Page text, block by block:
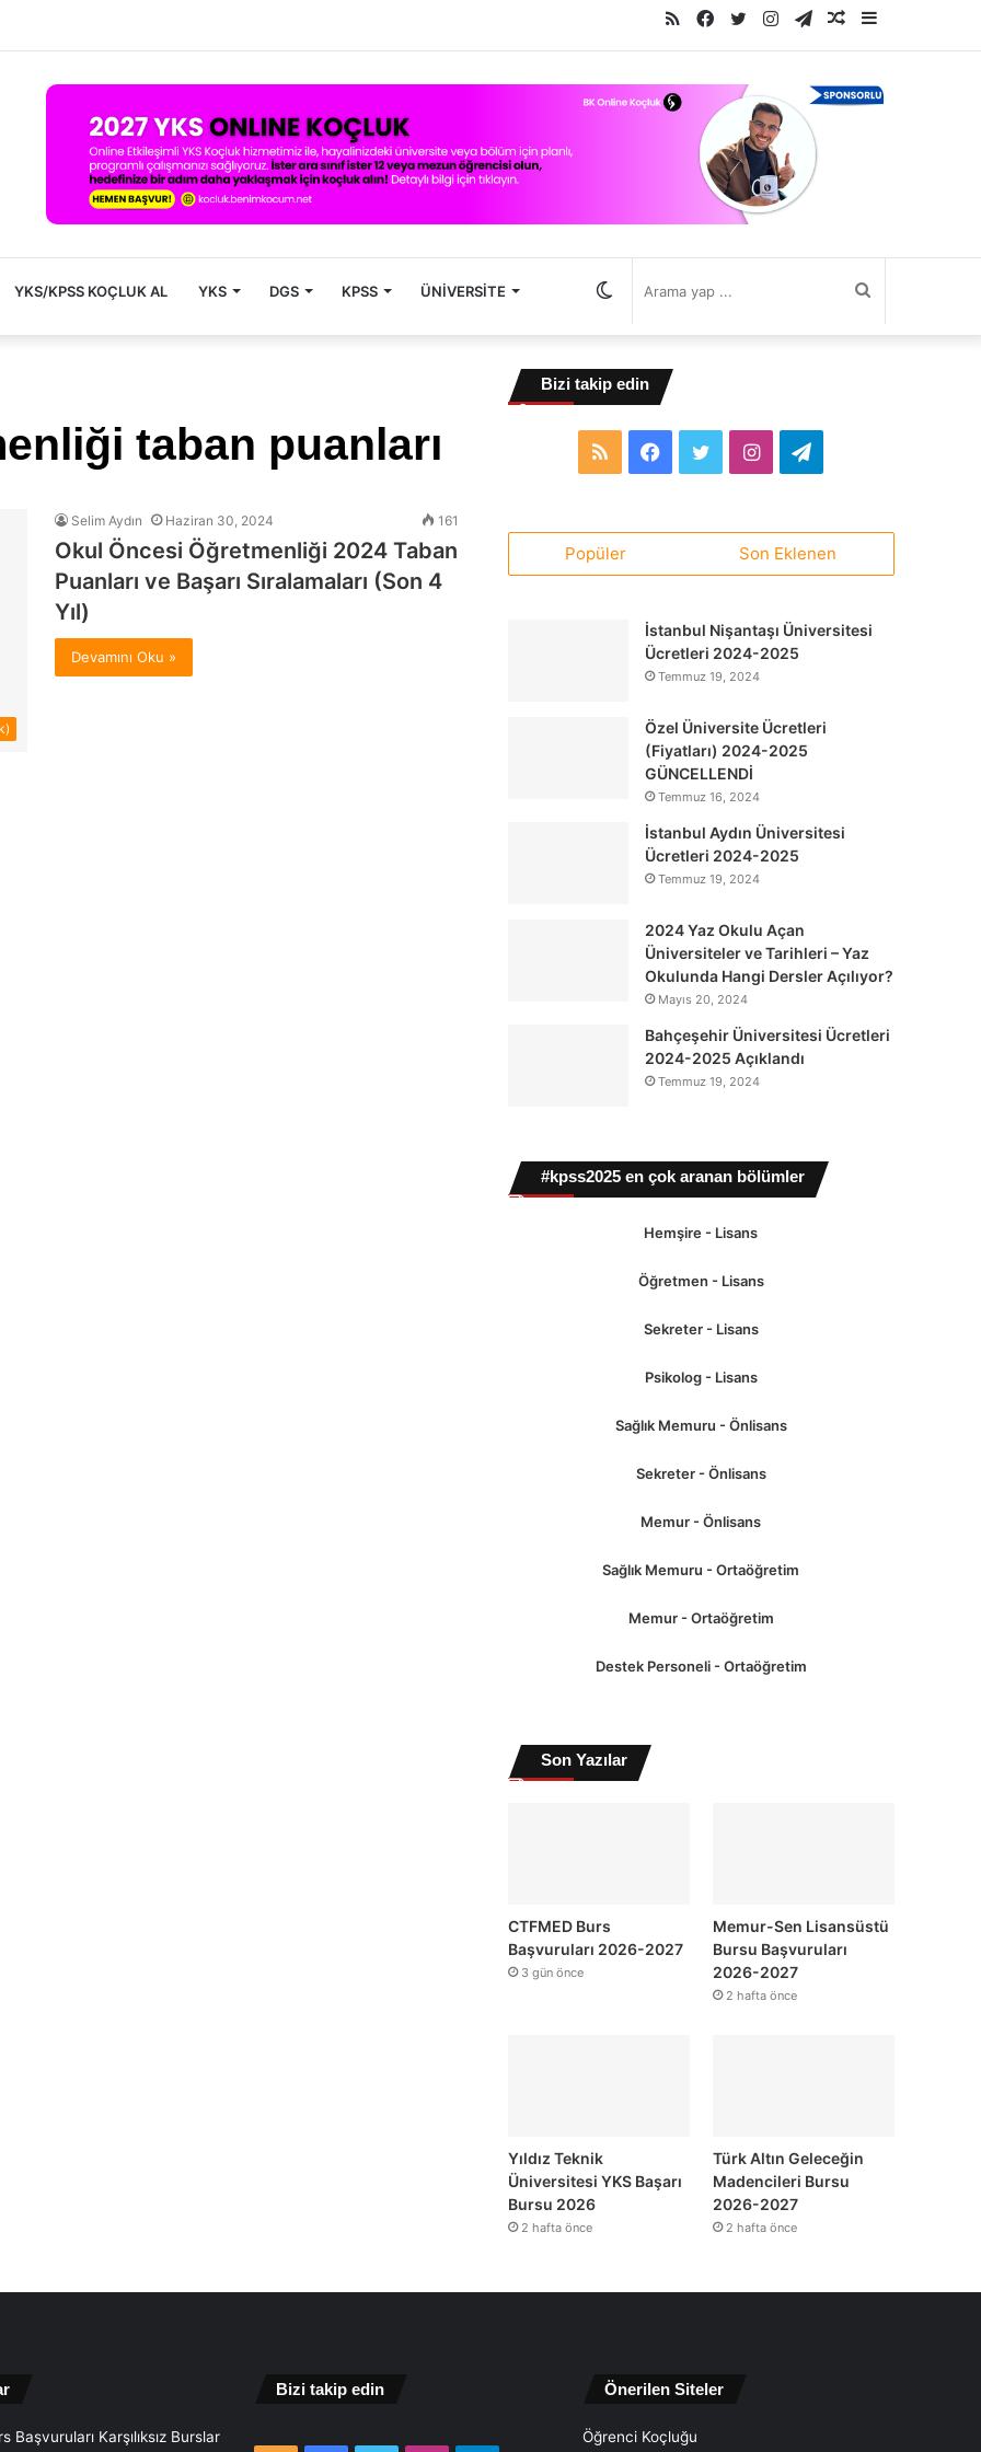
Kenar
Bölmesi
Rastgele
Makale
Telegram
Instagram
Twitter
Facebook
RSS
YKS/KPSS KOÇLUK AL YKS DGS KPSS ÜNIVERSITE
taban puanları
Selim Aydın Haziran 30, 2024 161
Okul Öncesi Öğretmenliği 2024 Taban
Puanları ve Başarı Sıralamaları (Son 4
Yıl)
Devamını Oku »
Bizi takip edin
RSS Facebook
TwitterInstagramTelegram
Popüler Son Eklenen
İstanbul Nişantaşı Üniversitesi
Ücretleri 2024-2025
Temmuz 19, 2024
Özel Üniversite Ücretleri
(Fiyatları) 2024-2025
GÜNCELLENDİ
Temmuz 16, 2024
İstanbul Aydın Üniversitesi
Ücretleri 2024-2025
Temmuz 19, 2024
2024 Yaz Okulu Açan
Üniversiteler ve Tarihleri – Yaz
Okulunda Hangi Dersler Açılıyor?
Mayıs 20, 2024
Bahçeşehir Üniversitesi Ücretleri
2024-2025 Açıklandı
Temmuz 19, 2024
#kpss2025 en çok aranan bölümler
Hemşire - Lisans
Öğretmen - Lisans
Sekreter - Lisans
Psikolog - Lisans
Sağlık Memuru - Önlisans
Sekreter - Önlisans
Memur - Önlisans
Sağlık Memuru - Ortaöğretim
Memur - Ortaöğretim
Destek Personeli - Ortaöğretim
Son Yazılar
CTFMED Burs
Başvuruları 2026-2027
3 gün önce
Memur-Sen Lisansüstü
Bursu Başvuruları
2026-2027
2 hafta önce
Yıldız Teknik
Üniversitesi YKS Başarı
Bursu 2026
2 hafta önce
Türk Altın Geleceğin
Madencileri Bursu
2026-2027
2 hafta önce
Başvuruları Karşılıksız Burslar
Bizi takip edin Önerilen Siteler
Öğrenci Koçluğu